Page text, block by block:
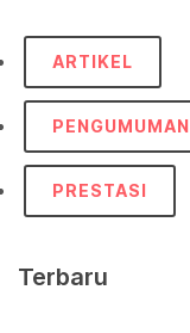
ARTIKEL
PENGUMUMAN
PRESTASI
Terbaru